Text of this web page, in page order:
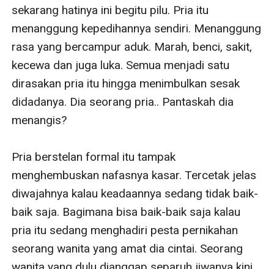
sekarang hatinya ini begitu pilu. Pria itu
menanggung kepedihannya sendiri. Menanggung
rasa yang bercampur aduk. Marah, benci, sakit,
kecewa dan juga luka. Semua menjadi satu
dirasakan pria itu hingga menimbulkan sesak
didadanya. Dia seorang pria.. Pantaskah dia
menangis?
Pria berstelan formal itu tampak
menghembuskan nafasnya kasar. Tercetak jelas
diwajahnya kalau keadaannya sedang tidak baik-
baik saja. Bagimana bisa baik-baik saja kalau
pria itu sedang menghadiri pesta pernikahan
seorang wanita yang amat dia cintai. Seorang